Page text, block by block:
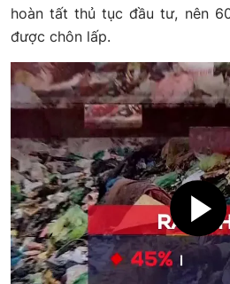
hoàn tất thủ tục đầu tư, nên
được chôn lấp.